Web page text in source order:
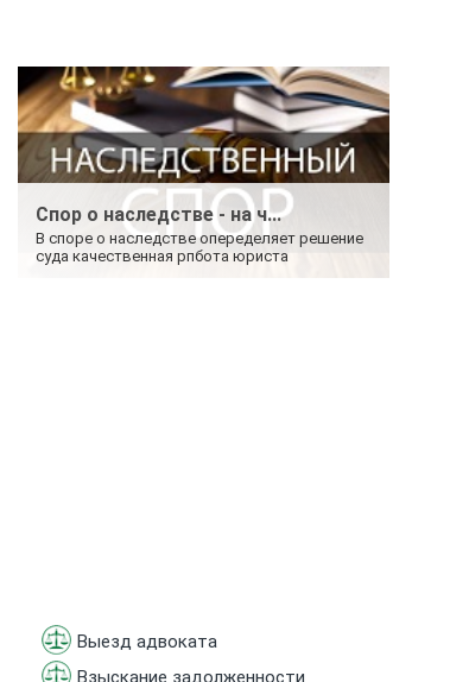
Спор о наследстве - на ч...
В споре о наследстве опеределяет решение
суда качественная рпбота юриста
Выезд адвоката
Взыскание задолженности